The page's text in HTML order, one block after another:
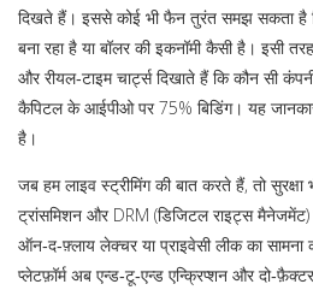
दिखते हैं। इससे कोई भी फैन तुरंत समझ सकता है
बना रहा है या बॉलर की इकनॉमी कैसी है। इसी
और रीयल‑टाइम चार्ट्स दिखाते हैं कि कौन सी
कैपिटल के आईपीओ पर 75% बिडिंग। यह
है।
जब हम लाइव स्ट्रीमिंग की बात करते हैं, तो
ट्रांसमिशन और DRM (डिजिटल राइट्स मैनेजमेंट)
ऑन‑द‑फ़्लाय लेक्चर या प्राइवेसी लीक का
प्लेटफ़ॉर्म अब एन्ड‑टू‑एन्ड एन्क्रिप्शन और